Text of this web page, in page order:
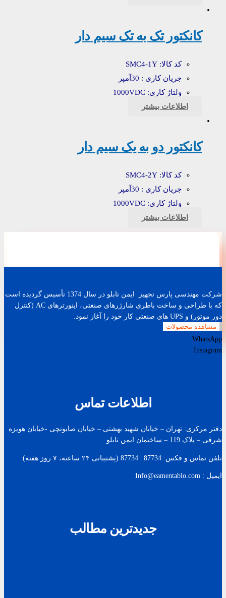
کانکتور تک به تک سیم دار
کد کالا: SMC4-1Y
جریان کاری : 30آمپر
ولتاژ کاری: 1000VDC
اطلاعات بیشتر
کانکتور دو به یک سیم دار
کد کالا: SMC4-2Y
جریان کاری : 30آمپر
ولتاژ کاری: 1000VDC
اطلاعات بیشتر
مشاهده محصولات
شرکت مهندسی پارس تجهیز ایمن تابلو در سال 1374 تأسیس گردیده است
که با طراحی و ساخت باطری شارژرهای صنعتی، اینورترهای AC (کنترل
دور موتور) و UPS های صنعتی کار خود را آغاز نمود.
WhatsApp
Instagram
اطلاعات تماس
دفتر مرکزی: تهران – خیابان شهید بهشتی – خیابان صابونچی -خیابان هويزه
شرقی – پلاک 119 – ساختمان ایمن تابلو
تلفن تماس و فکس: 87734 | 87734 (پشتیبانی ۲۴ ساعته، ۷ روز هفته)
ایمیل : Info@eamentablo.com
جدیدترین مطالب